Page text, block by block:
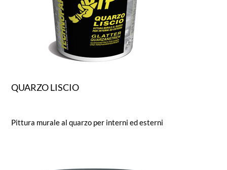
QUARZO LISCIO
Pittura murale al quarzo per interni ed esterni